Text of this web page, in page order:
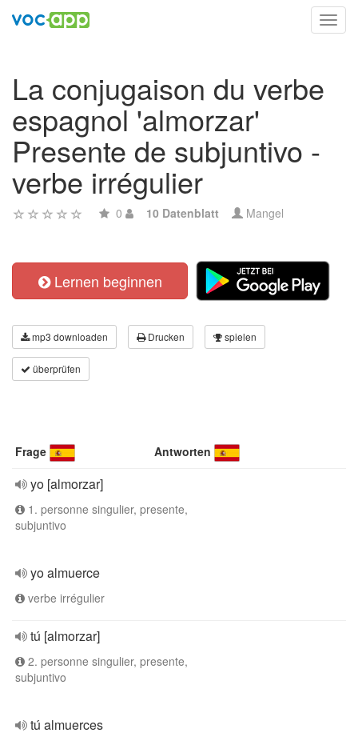
La conjugaison du verbe
espagnol 'almorzar'
Presente de subjuntivo -
verbe irrégulier
0 10 Datenblatt Mangel
Lernen beginnen
mp3 downloaden Drucken spielen
überprüfen
Frage Antworten
yo [almorzar]
1. personne singulier, presente,
subjuntivo
yo almuerce
verbe irrégulier
tú [almorzar]
2. personne singulier, presente,
subjuntivo
tú almuerces